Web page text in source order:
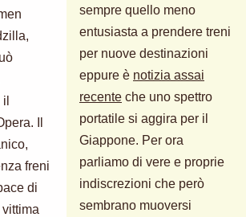
Il
freni
di
sempre quello meno
entusiasta a prendere treni
per nuove destinazioni
eppure è notizia assai
recente che uno spettro
portatile si aggira per il
Giappone. Per ora
parliamo di vere e proprie
indiscrezioni che però
sembrano muoversi